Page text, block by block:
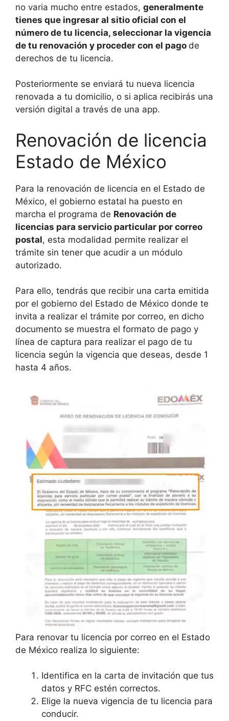
no varia mucho entre estados, generalmente
tienes que ingresar al sitio oficial con el
número de tu licencia, seleccionar la vigencia
de tu renovación y proceder con el pago de
derechos de tu licencia.
Posteriormente se enviará tu nueva licencia
renovada a tu domicilio, o si aplica recibirás una
versión digital a través de una app.
Renovación de licencia
Estado de México
Para la renovación de licencia en el Estado de
México, el gobierno estatal ha puesto en
marcha el programa de Renovación de
licencias para servicio particular por correo
postal, esta modalidad permite realizar el
trámite sin tener que acudir a un módulo
autorizado.
Para ello, tendrás que recibir una carta emitida
por el gobierno del Estado de México donde te
invita a realizar el trámite por correo, en dicho
documento se muestra el formato de pago y
línea de captura para realizar el pago de tu
licencia según la vigencia que deseas, desde 1
hasta 4 años.
Para renovar tu licencia por correo en el Estado
de México realiza lo siguiente:
Identifica en la carta de invitación que tus
datos y RFC estén correctos.
Elige la nueva vigencia de tu licencia para
conducir.